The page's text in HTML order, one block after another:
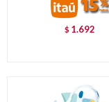
$ 1.692